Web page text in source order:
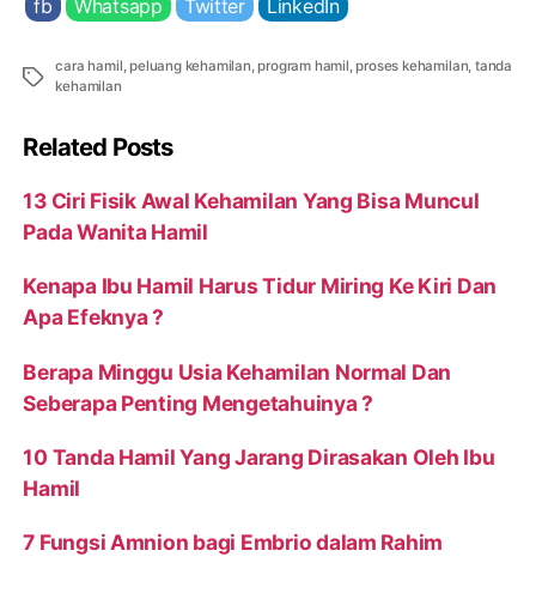
fb Whatsapp Twitter LinkedIn
Tags
cara hamil,peluang kehamilan,program hamil,proses kehamilan, tanda
kehamilan
Related Posts
13 Ciri Fisik Awal Kehamilan Yang Bisa Muncul
Pada Wanita Hamil
Kenapa Ibu Hamil Harus Tidur Miring Ke Kiri Dan
Apa Efeknya ?
Berapa Minggu Usia Kehamilan Normal Dan
Seberapa Penting Mengetahuinya ?
10 Tanda Hamil Yang Jarang Dirasakan Oleh Ibu
Hamil
7 Fungsi Amnion bagi Embrio dalam Rahim